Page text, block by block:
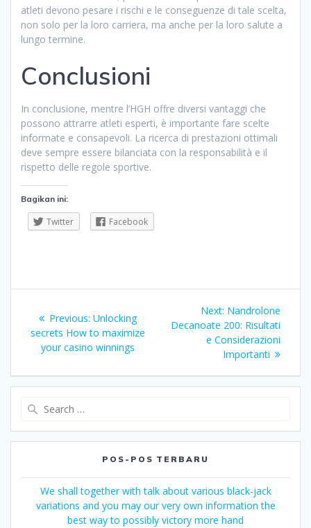
atleti devono pesare i rischi e le conseguenze di tale scelta,
non solo per la loro carriera, ma anche per la loro salute a
lungo termine.
Conclusioni
In conclusione, mentre l’HGH offre diversi vantaggi che
possono attrarre atleti esperti, è importante fare scelte
informate e consapevoli. La ricerca di prestazioni ottimali
deve sempre essere bilanciata con la responsabilità e il
rispetto delle regole sportive.
Bagikan ini:
Twitter Facebook
posPrevious: Previous
post:
Unlocking
secrets How to maximize
your casino winnings
Next: Next
post:
Nandrolone
Decanoate 200: Risultati
e Considerazioni
Importanti
POS-POS TERBARU
We shall together with talk about various black-jack
variations and you may our very own information the
best way to possibly victory more hand